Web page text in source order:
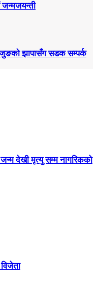
झापासँग सडक सम्पर्क
देखी मृत्यु सम्म नागरिकको